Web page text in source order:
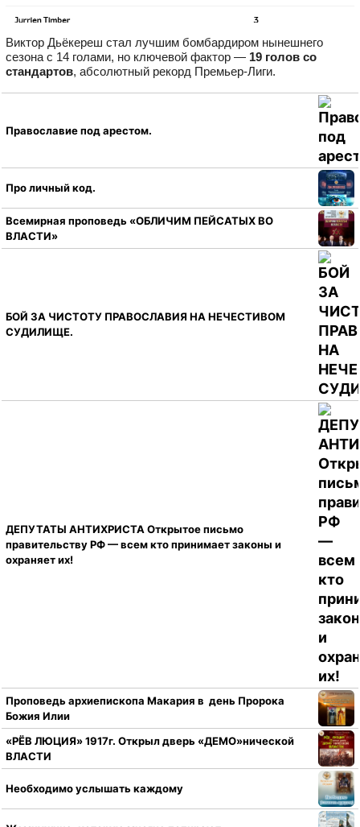
Виктор Дьёкереш стал лучшим бомбардиром нынешнего
сезона с 14 голами, но ключевой фактор — 19 голов со
стандартов, абсолютный рекорд Премьер‑Лиги.
Православие под арестом.
Про личный код.
Всемирная проповедь «ОБЛИЧИМ ПЕЙСАТЫХ ВО
ВЛАСТИ»
БОЙ ЗА ЧИСТОТУ ПРАВОСЛАВИЯ НА НЕЧЕСТИВОМ
СУДИЛИЩЕ.
ДЕПУТАТЫ АНТИХРИСТА Открытое письмо
правительству РФ — всем кто принимает законы и
охраняет их!
Проповедь архиепископа Макария в день Пророка
Божия Илии
«РЁВ ЛЮЦИЯ» 1917г. Открыл дверь «ДЕМО»нической
ВЛАСТИ
Необходимо услышать каждому